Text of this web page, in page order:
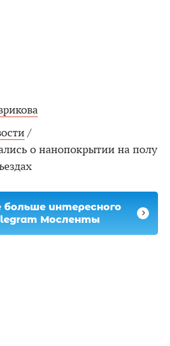
/
о нанопокрытии на полу
больше интересного
Мосленты